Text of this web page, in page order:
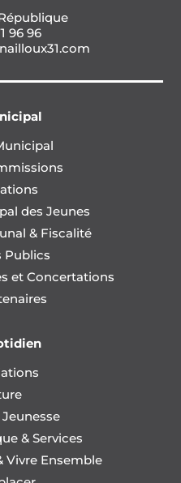
96 96
des Jeunes
& Fiscalité
Publics
et Concertations
& Services
Vivre Ensemble